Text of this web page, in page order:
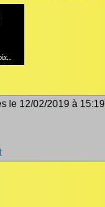
le 12/02/2019 à 15:19